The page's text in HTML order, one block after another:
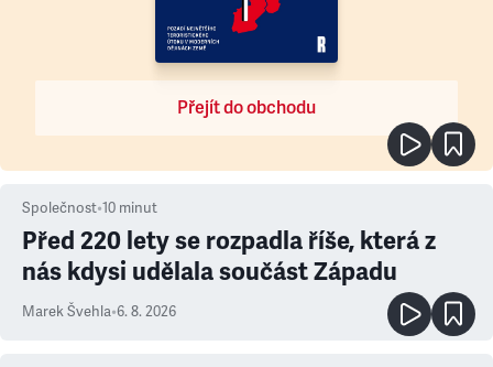
Přejít do obchodu
Společnost•10 minut
Před 220 lety se rozpadla říše, která z
nás kdysi udělala součást Západu
Marek Švehla•6. 8. 2026